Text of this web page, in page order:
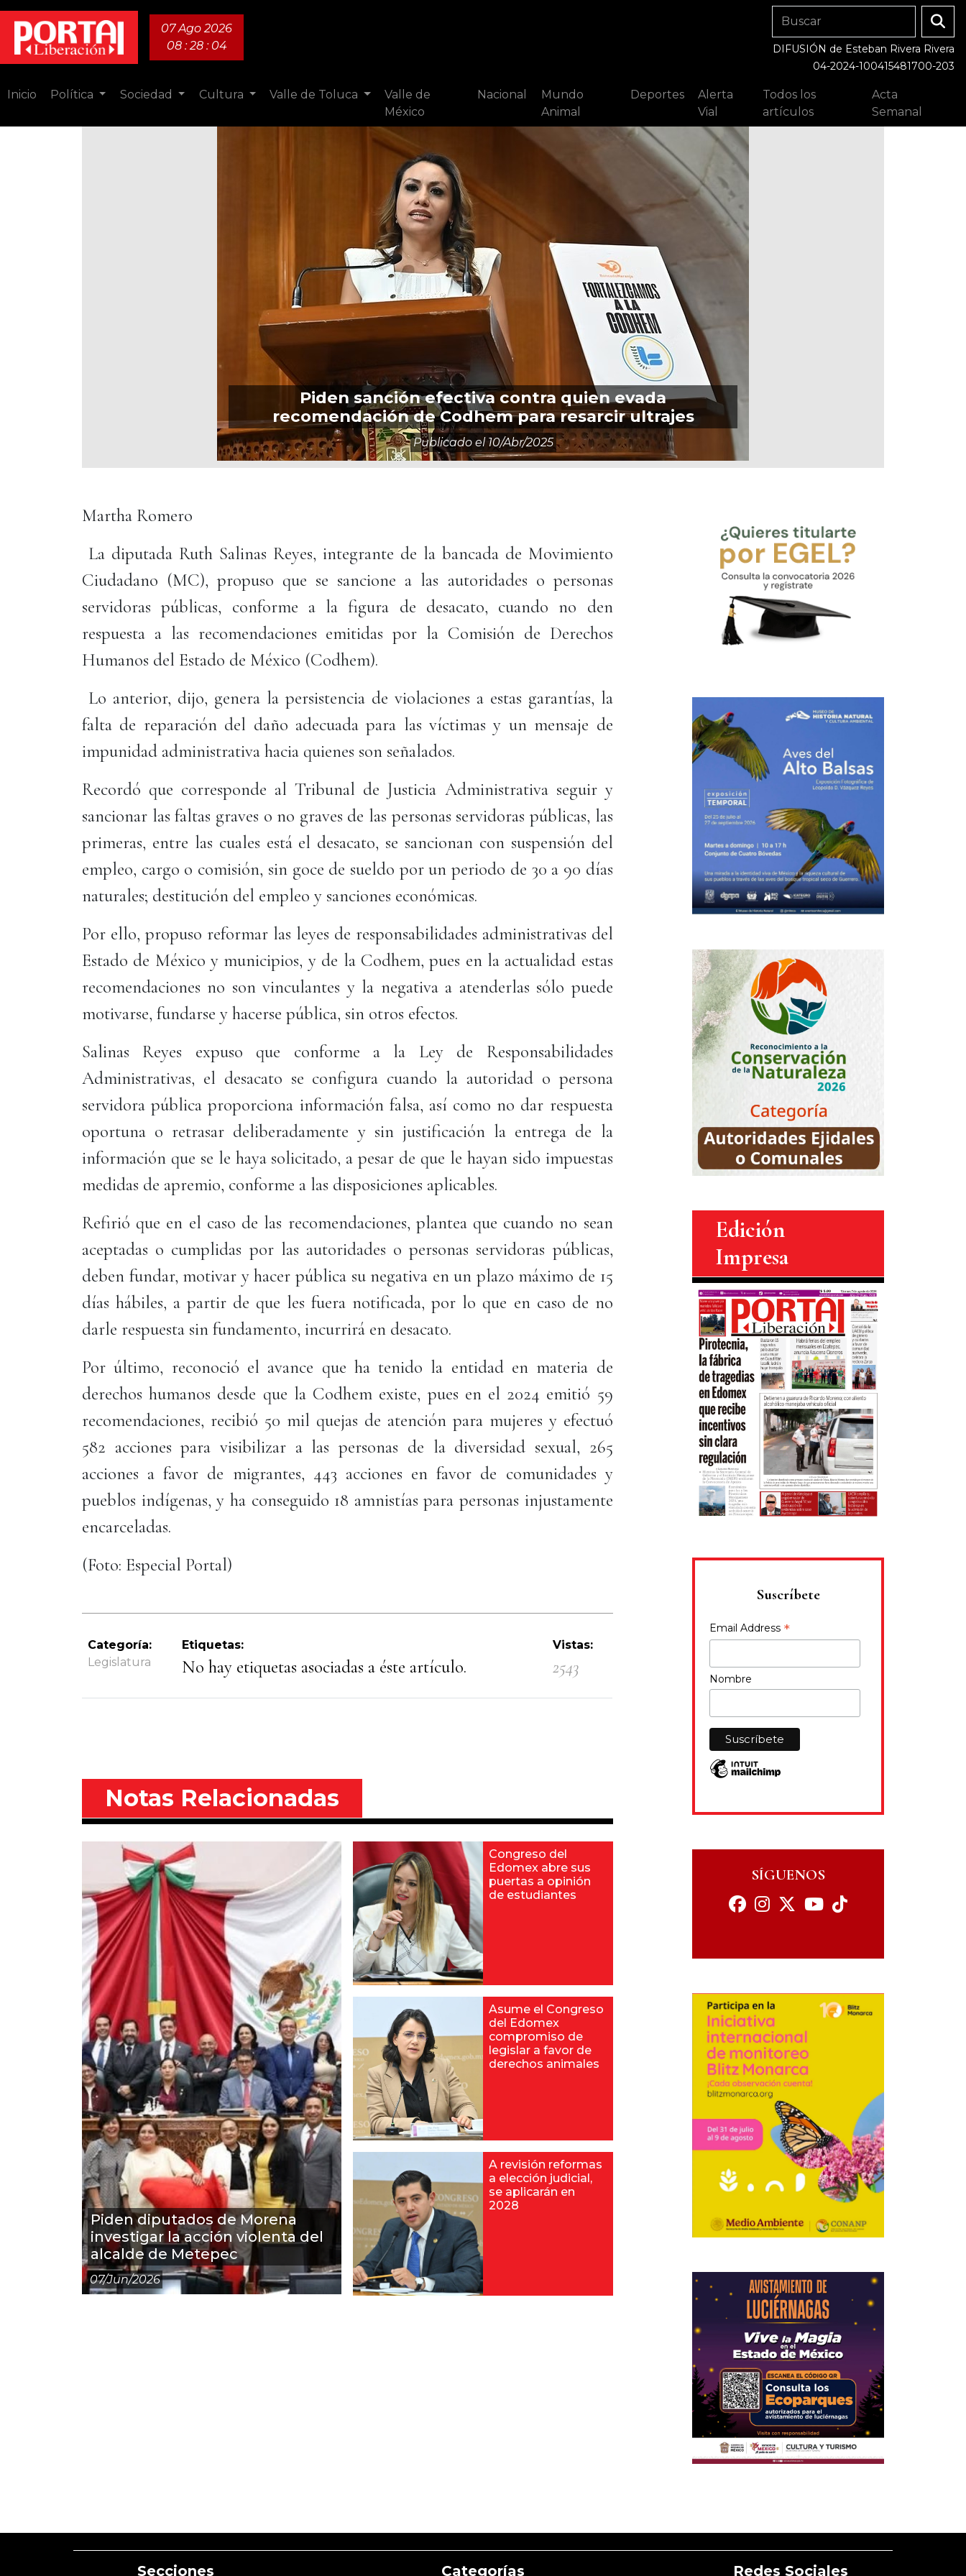
07 Ago 2026
08 : 28 : 05
DIFUSIÓN de Esteban Rivera Rivera
04-2024-100415481700-203
Inicio Política Sociedad Cultura Valle de Toluca
Valle de
México
Nacional
Mundo
Animal
Deportes
Alerta
Vial
Todos los
artículos
Acta
Semanal
Piden sanción efectiva contra quien evada
recomendación de Codhem para resarcir ultrajes
Publicado el 10/abr/2025
Martha Romero
La diputada Ruth Salinas Reyes, integrante de la bancada de Movimiento
Ciudadano (MC), propuso que se sancione a las autoridades o personas
servidoras públicas, conforme a la figura de desacato, cuando no den
respuesta a las recomendaciones emitidas por la Comisión de Derechos
Humanos del Estado de México (Codhem).
Lo anterior, dijo, genera la persistencia de violaciones a estas garantías, la
falta de reparación del daño adecuada para las víctimas y un mensaje de
impunidad administrativa hacia quienes son señalados.
Recordó que corresponde al Tribunal de Justicia Administrativa seguir y
sancionar las faltas graves o no graves de las personas servidoras públicas, las
primeras, entre las cuales está el desacato, se sancionan con suspensión del
empleo, cargo o comisión, sin goce de sueldo por un periodo de 30 a 90 días
naturales; destitución del empleo y sanciones económicas.
Por ello, propuso reformar las leyes de responsabilidades administrativas del
Estado de México y municipios, y de la Codhem, pues en la actualidad estas
recomendaciones no son vinculantes y la negativa a atenderlas sólo puede
motivarse, fundarse y hacerse pública, sin otros efectos.
Salinas Reyes expuso que conforme a la Ley de Responsabilidades
Administrativas, el desacato se configura cuando la autoridad o persona
servidora pública proporciona información falsa, así como no dar respuesta
oportuna o retrasar deliberadamente y sin justificación la entrega de la
información que se le haya solicitado, a pesar de que le hayan sido impuestas
medidas de apremio, conforme a las disposiciones aplicables.
Refirió que en el caso de las recomendaciones, plantea que cuando no sean
aceptadas o cumplidas por las autoridades o personas servidoras públicas,
deben fundar, motivar y hacer pública su negativa en un plazo máximo de 15
días hábiles, a partir de que les fuera notificada, por lo que en caso de no
darle respuesta sin fundamento, incurrirá en desacato.
Por último, reconoció el avance que ha tenido la entidad en materia de
derechos humanos desde que la Codhem existe, pues en el 2024 emitió 59
recomendaciones, recibió 50 mil quejas de atención para mujeres y efectuó
582 acciones para visibilizar a las personas de la diversidad sexual, 265
acciones a favor de migrantes, 443 acciones en favor de comunidades y
pueblos indígenas, y ha conseguido 18 amnistías para personas injustamente
encarceladas.
(Foto: Especial Portal)
Categoría:
Legislatura
Etiquetas:
No hay etiquetas asociadas a éste artículo.
Vistas:
2543
Notas Relacionadas
Piden diputados de Morena
investigar la acción violenta del
alcalde de Metepec
07/jun/2026
Congreso del
Edomex abre sus
puertas a opinión
de estudiantes
Asume el Congreso
del Edomex
compromiso de
legislar a favor de
derechos animales
A revisión reformas
a elección judicial,
se aplicarán en
2028
Edición
Impresa
Suscríbete
Email Address *
Nombre
SÍGUENOS
Secciones Categorías Redes Sociales